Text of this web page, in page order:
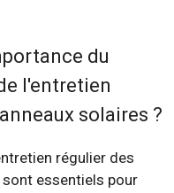
du
l'entretien
solaires ?
régulier des
essentiels pour